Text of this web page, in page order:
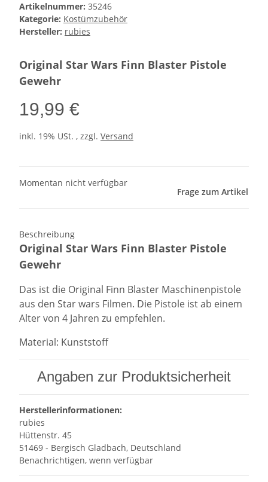
Artikelnummer: 35246
Kategorie: Kostümzubehör
Hersteller: rubies
Original Star Wars Finn Blaster Pistole
Gewehr
19,99 €
inkl. 19% USt. , zzgl. Versand
Momentan nicht verfügbar
Frage zum Artikel
Beschreibung
Original Star Wars Finn Blaster Pistole
Gewehr
Das ist die Original Finn Blaster Maschinenpistole
aus den Star wars Filmen. Die Pistole ist ab einem
Alter von 4 Jahren zu empfehlen.
Material: Kunststoff
Angaben zur Produktsicherheit
Herstellerinformationen:
rubies
Hüttenstr. 45
51469 - Bergisch Gladbach, Deutschland
Benachrichtigen, wenn verfügbar